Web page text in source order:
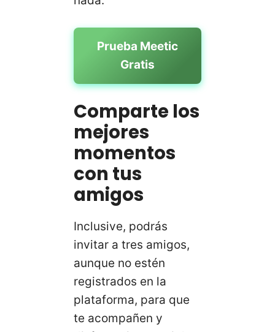
Prueba Meetic
Gratis
Comparte los
mejores
momentos
con tus
amigos
Inclusive, podrás
invitar a tres amigos,
aunque no estén
registrados en la
plataforma, para que
te acompañen y